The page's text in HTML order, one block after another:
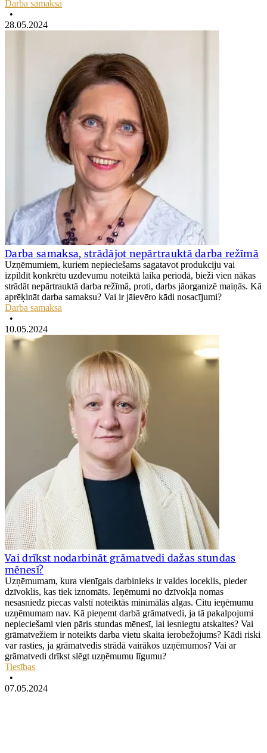
Darba samaksa
•
28.05.2024
Darba samaksa, strādājot nepārtrauktā darba režīmā
Uzņēmumiem, kuriem nepieciešams sagatavot produkciju vai
izpildīt konkrētu uzdevumu noteiktā laika periodā, bieži vien nākas
strādāt nepārtrauktā darba režīmā, proti, darbs jāorganizē maiņās. Kā
aprēķināt darba samaksu? Vai ir jāievēro kādi nosacījumi?
Darba samaksa
•
10.05.2024
Vai drīkst nodarbināt grāmatvedi dažas stundas
mēnesī?
Uzņēmumam, kura vienīgais darbinieks ir valdes loceklis, pieder
dzīvoklis, kas tiek iznomāts. Ieņēmumi no dzīvokļa nomas
nesasniedz piecas valstī noteiktās minimālās algas. Citu ieņēmumu
uzņēmumam nav. Kā pieņemt darbā grāmatvedi, ja tā pakalpojumi
nepieciešami vien pāris stundas mēnesī, lai iesniegtu atskaites? Vai
grāmatvežiem ir noteikts darba vietu skaita ierobežojums? Kādi riski
var rasties, ja grāmatvedis strādā vairākos uzņēmumos? Vai ar
grāmatvedi drīkst slēgt uzņēmumu līgumu?
Tiesības
•
07.05.2024